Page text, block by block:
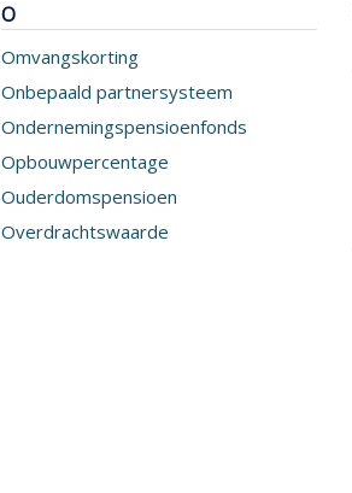
O
Omvangskorting
Onbepaald partnersysteem
Ondernemingspensioenfonds
Opbouwpercentage
Ouderdomspensioen
Overdrachtswaarde